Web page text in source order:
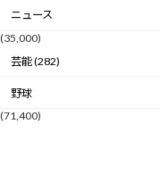
ニュース
(35,000)
芸能 (282)
野球
(71,400)